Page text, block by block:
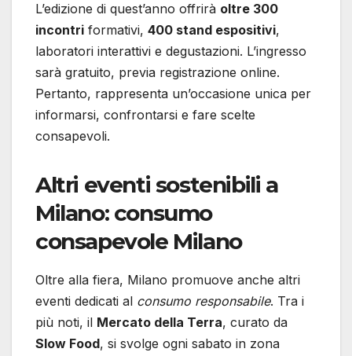
L’edizione di quest’anno offrirà oltre 300
incontri formativi, 400 stand espositivi,
laboratori interattivi e degustazioni. L’ingresso
sarà gratuito, previa registrazione online.
Pertanto, rappresenta un’occasione unica per
informarsi, confrontarsi e fare scelte
consapevoli.
Altri eventi sostenibili a
Milano: consumo
consapevole Milano
Oltre alla fiera, Milano promuove anche altri
eventi dedicati al consumo responsabile. Tra i
più noti, il Mercato della Terra, curato da
Slow Food, si svolge ogni sabato in zona